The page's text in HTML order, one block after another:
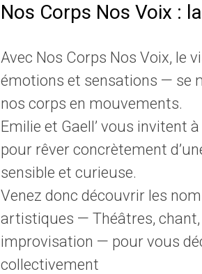
Nos Corps Nos Voix :
Avec Nos Corps Nos Voix, le
émotions et sensations — se
nos corps en mouvements.
Emilie et Gaell’ vous invitent
pour rêver concrètement
sensible et curieuse.
Venez donc découvrir les
artistiques — Théâtres, chant,
improvisation — pour vous
collectivement